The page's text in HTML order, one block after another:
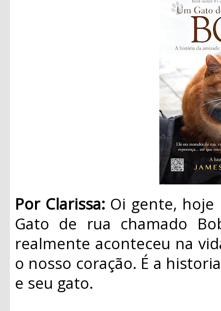
Por Clarissa: Oi gente, hoje
Gato de rua chamado
realmente aconteceu na
o nosso coração. É a
e seu gato.